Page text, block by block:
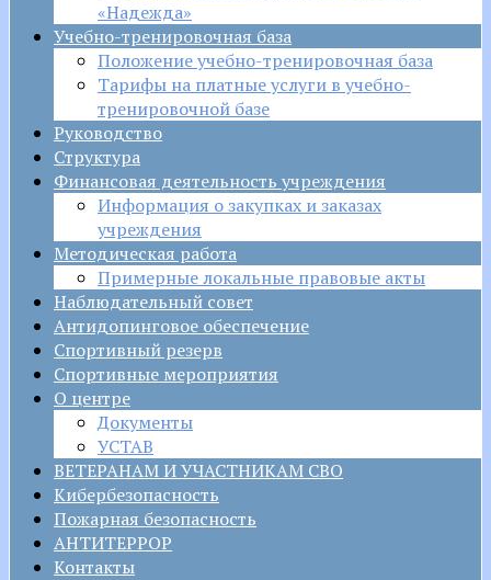
«Надежда»
Учебно-тренировочная база
Положение учебно-тренировочная база
Тарифы на платные услуги в учебно-
тренировочной базе
Руководство
Структура
Финансовая деятельность учреждения
Информация о закупках и заказах
учреждения
Методическая работа
Примерные локальные правовые акты
Наблюдательный совет
Антидопинговое обеспечение
Спортивный резерв
Спортивные мероприятия
О центре
Документы
УСТАВ
ВЕТЕРАНАМ И УЧАСТНИКАМ СВО
Кибербезопасность
Пожарная безопасность
АНТИТЕРРОР
Контакты